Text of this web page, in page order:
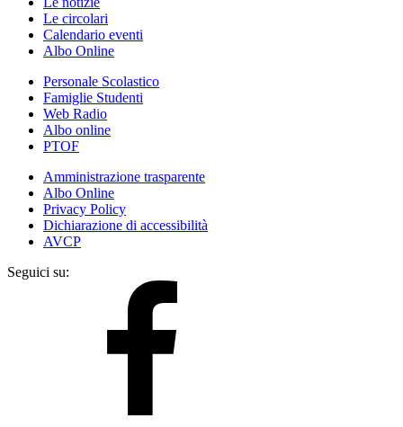
Le circolari
Calendario eventi
Albo Online
Personale Scolastico
Famiglie Studenti
Web Radio
Albo online
PTOF
Amministrazione trasparente
Albo Online
Privacy Policy
Dichiarazione di accessibilità
AVCP
Seguici su: